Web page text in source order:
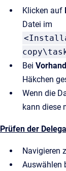
Klicken auf
Datei im
Bei
Häkchen
Wenn die
kann diese
Prüfen der
Navigieren
Auswählen